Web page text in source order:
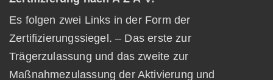
Es folgen zwei Links in der Form der
Zertifizierungssiegel. – Das erste zur
Trägerzulassung und das zweite zur
Maßnahmezulassung der Aktivierung und